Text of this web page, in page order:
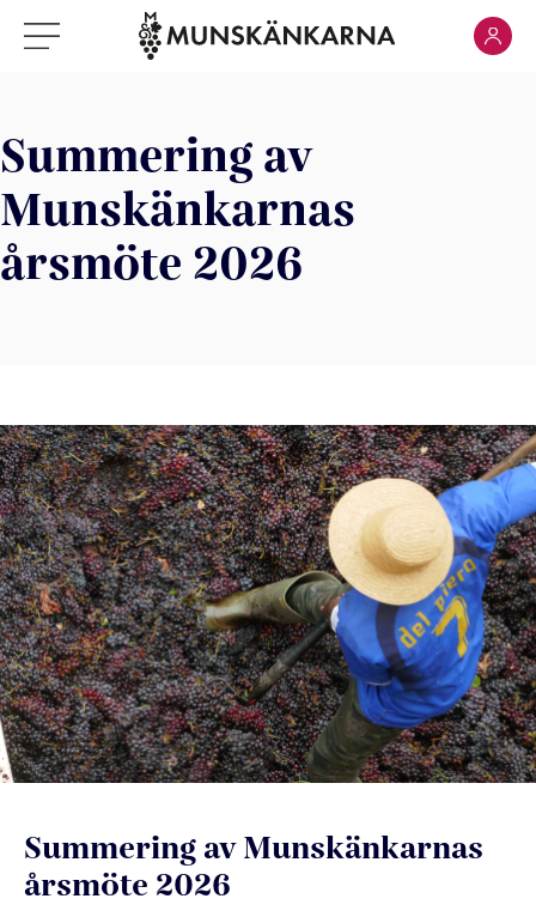
Klicka för meny Klicka
Summering av
Munskänkarnas
årsmöte 2026
Summering av Munskänkarnas
årsmöte 2026